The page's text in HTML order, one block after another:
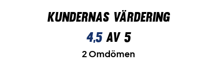
Kundernas värdering
4,5av 5
2 Omdömen